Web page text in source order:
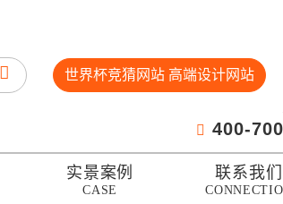
世界杯竞猜网站 高端设计网站
400-
实景案例
CASE
联系我们